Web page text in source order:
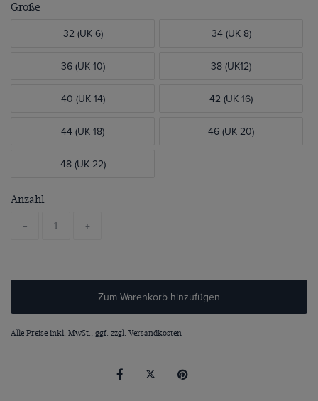
Größe
32 (UK 6) 34 (UK 8)
36 (UK 10) 38 (UK12)
40 (UK 14) 42 (UK 16)
44 (UK 18) 46 (UK 20)
48 (UK 22)
Anzahl
- +
Zum Warenkorb hinzufügen
Alle Preise inkl. MwSt., ggf. zzgl. Versandkosten